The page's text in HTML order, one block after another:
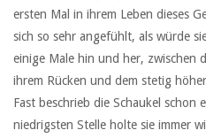
ersten Mal in ihrem Leben dieses
sich so sehr angefühlt, als würde
einige Male hin und her, zwischen
ihrem Rücken und dem stetig
Fast beschrieb die Schaukel schon
niedrigsten Stelle holte sie immer